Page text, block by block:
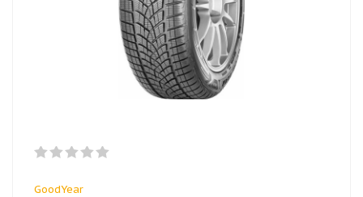
GoodYear